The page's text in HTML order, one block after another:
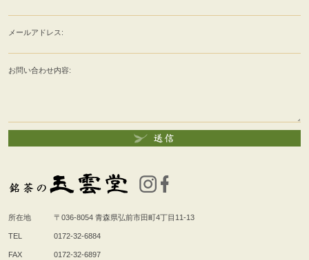
メールアドレス:
お問い合わせ内容:
所在地 〒036-8054 青森県弘前市田町4丁目11-13
TEL 0172-32-6884
FAX 0172-32-6897